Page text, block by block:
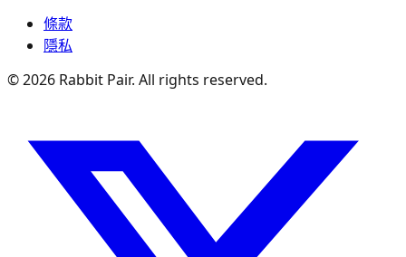
條款
隱私
©2026 Rabbit Pair. All rights reserved.